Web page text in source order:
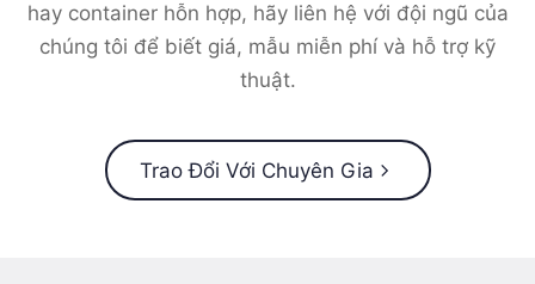
hay container hỗn hợp, hãy liên hệ với đội ngũ của
chúng tôi để biết giá, mẫu miễn phí và hỗ trợ kỹ
thuật.
Trao Đổi Với Chuyên Gia